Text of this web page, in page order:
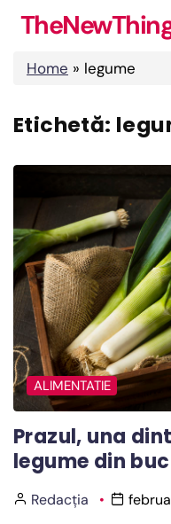
Skip
content
Home » legume
Etichetă:
ALIMENTATIE
Prazul, una
legume din
Redacția